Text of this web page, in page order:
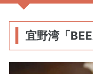
宜野湾「